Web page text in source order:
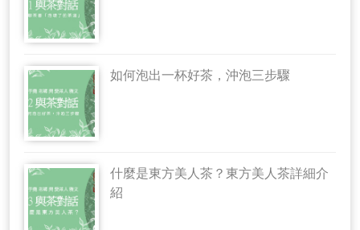
如何泡出一杯好茶，沖泡三步驟
什麼是東方美人茶？東方美人茶詳細介
紹